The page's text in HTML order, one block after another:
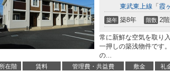
東武東上線 「 霞
築年 築8年 階数 2
常に新鮮な空気を取り
一押しの築浅物件です
の...
所在階 賃料 管理費・共益費 敷金 礼